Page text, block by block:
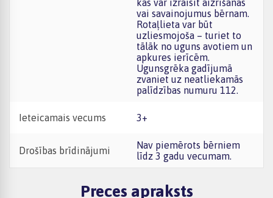
kas var izraisīt aizrīšanās
vai savainojumus bērnam.
Rotaļlieta var būt
uzliesmojoša – turiet to
tālāk no uguns avotiem un
apkures ierīcēm.
Ugunsgrēka gadījumā
zvaniet uz neatliekamās
palīdzības numuru 112.
Ieteicamais vecums 3+
Drošības brīdinājumi
Nav piemērots bērniem
līdz 3 gadu vecumam.
Preces apraksts